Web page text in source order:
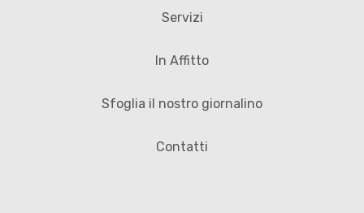
Servizi
In Affitto
Sfoglia il nostro giornalino
Contatti